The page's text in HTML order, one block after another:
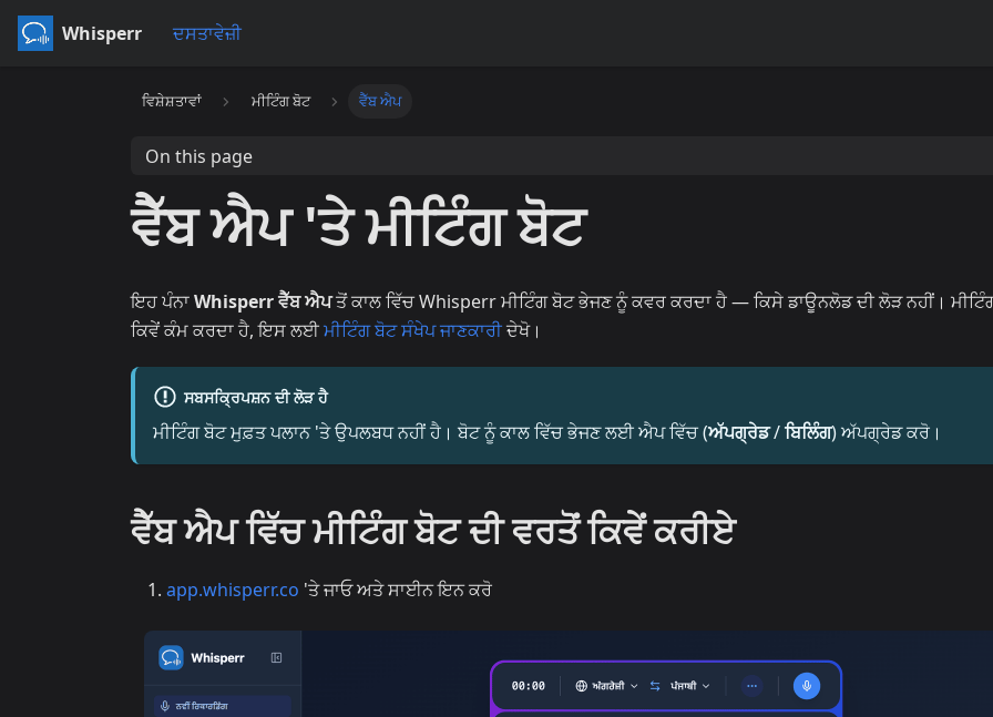
Whisperr ਦਸਤਾਵੇਜ਼ੀ
ਵਿਸ਼ੇਸ਼ਤਾਵਾਂ ਮੀਟਿੰਗ ਬੋਟ ਵੈੱਬ ਐਪ
On this page
ਵੈੱਬ ਐਪ 'ਤੇ ਮੀਟਿੰਗ ਬੋਟ
ਇਹ ਪੰਨਾWhisperr ਵੈੱਬ ਐਪਤੋਂ ਕਾਲ ਵਿੱਚ Whisperr ਮੀਟਿੰਗ ਬੋਟ ਭੇਜਣ ਨੂੰ ਕਵਰ ਕਰਦਾ ਹੈ — ਕਿਸੇ ਡਾਊਨਲੋਡ ਦੀ ਲੋੜ ਨਹੀਂ।
ਕਿਵੇਂ ਕੰਮ ਕਰਦਾ ਹੈ, ਇਸ ਲਈਮੀਟਿੰਗ ਬੋਟ ਸੰਖੇਪ ਜਾਣਕਾਰੀਦੇਖੋ।
ਸਬਸਕ੍ਰਿਪਸ਼ਨ ਦੀ ਲੋੜ ਹੈ
ਮੀਟਿੰਗ ਬੋਟ ਮੁਫ਼ਤ ਪਲਾਨ 'ਤੇ ਉਪਲਬਧ ਨਹੀਂ ਹੈ। ਬੋਟ ਨੂੰ ਕਾਲ ਵਿੱਚ ਭੇਜਣ ਲਈ ਐਪ ਵਿੱਚ (ਅੱਪਗ੍ਰੇਡ/ਬਿਲਿੰਗ) ਅੱਪਗ੍ਰੇਡ ਕਰੋ।
ਵੈੱਬ ਐਪ ਵਿੱਚ ਮੀਟਿੰਗ ਬੋਟ ਦੀ ਵਰਤੋਂ ਕਿਵੇਂ ਕਰੀਏ
app.whisperr.co 'ਤੇ ਜਾਓ ਅਤੇ ਸਾਈਨ ਇਨ ਕਰੋ